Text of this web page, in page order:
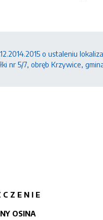
o ustaleniu
nr 5/7, obręb Krzywice,
dnia
C Z E N I E
OSINA